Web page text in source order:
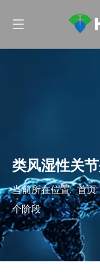
类风湿性关
当前所在位置: 首页
个阶段